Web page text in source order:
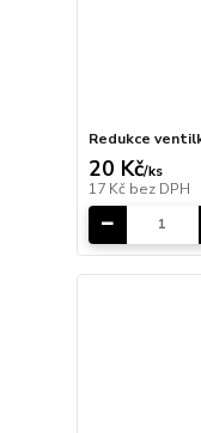
Redukce
20 Kč/ks
17 Kč bez DPH